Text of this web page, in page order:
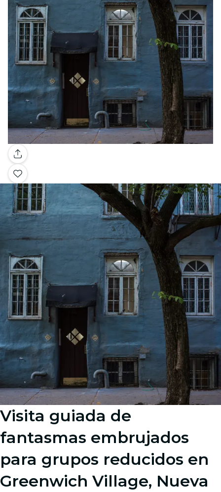
Visita guiada de
fantasmas embrujados
para grupos reducidos en
Greenwich Village, Nueva